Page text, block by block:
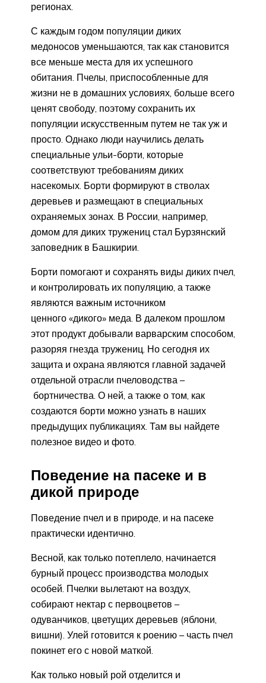
регионах.
С каждым годом популяции диких
медоносов уменьшаются, так как становится
все меньше места для их успешного
обитания. Пчелы, приспособленные для
жизни не в домашних условиях, больше всего
ценят свободу, поэтому сохранить их
популяции искусственным путем не так уж и
просто. Однако люди научились делать
специальные ульи-борти, которые
соответствуют требованиям диких
насекомых. Борти формируют в стволах
деревьев и размещают в специальных
охраняемых зонах. В России, например,
домом для диких тружениц стал Бурзянский
заповедник в Башкирии.
Борти помогают и сохранять виды диких пчел,
и контролировать их популяцию, а также
являются важным источником
ценного «дикого» меда. В далеком прошлом
этот продукт добывали варварским способом,
разоряя гнезда тружениц. Но сегодня их
защита и охрана являются главной задачей
отдельной отрасли пчеловодства –
бортничества. О ней, а также о том, как
создаются борти можно узнать в наших
предыдущих публикациях. Там вы найдете
полезное видео и фото.
Поведение на пасеке и в
дикой природе
Поведение пчел и в природе, и на пасеке
практически идентично.
Весной, как только потеплело, начинается
бурный процесс производства молодых
особей. Пчелки вылетают на воздух,
собирают нектар с первоцветов –
одуванчиков, цветущих деревьев (яблони,
вишни). Улей готовится к роению – часть пчел
покинет его с новой маткой.
Как только новый рой отделится и